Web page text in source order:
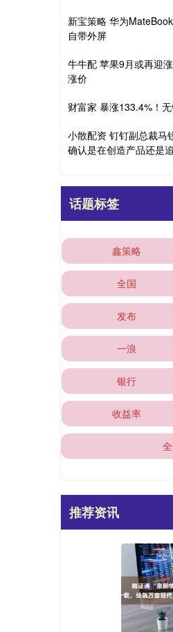
新宝策略 华为
自带外屏
牛牛配 苹果9月或再迎
涨价
财富家 暴涨133.4%！
小散配资 钉钉副总裁马
确认是在创造产品还是
话题标签
鑫策略
全国
发布
一浪
银行
收益率
推荐资讯